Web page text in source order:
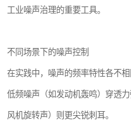
工业噪声治理的重要工具。
不同场景下的噪声控制
在实践中，噪声的频率特性各不相
低频噪声（如发动机轰鸣）穿透
风机旋转声）则更尖锐刺耳。